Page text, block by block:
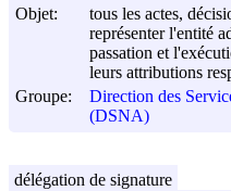
Objet:
tous les actes,
représenter l'entité
passation et
leurs attributions
Groupe:
Direction des
(DSNA)
délégation de signature